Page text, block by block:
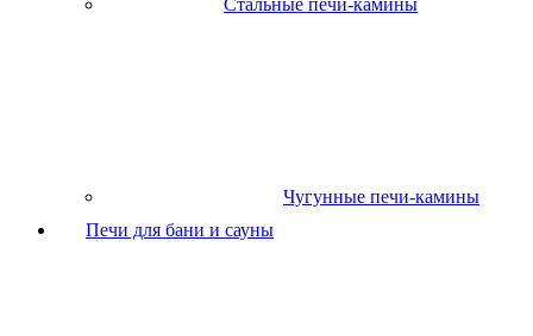
Стальные печи-камины
Чугунные печи-камины
Печи для бани и сауны